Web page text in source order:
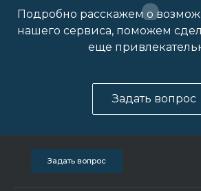
Подробно расскажем о
нашего сервиса, поможем
еще
Задать вопрос
Задать вопрос